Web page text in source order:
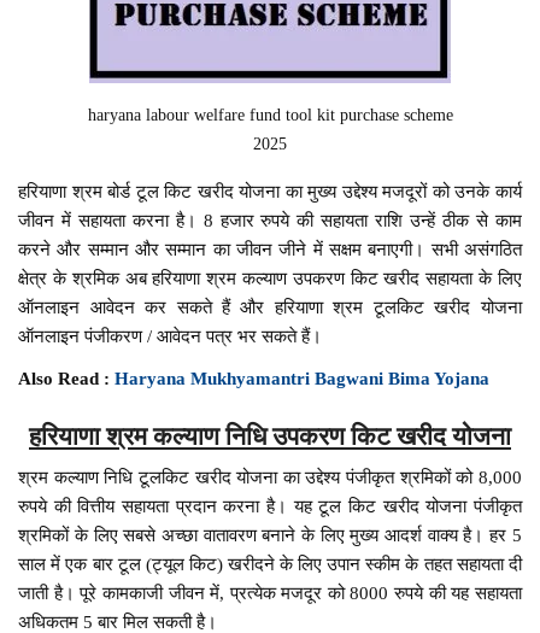
haryana labour welfare fund tool kit purchase scheme
2025
हरियाणा श्रम बोर्ड टूल किट खरीद योजना का मुख्य उद्देश्य मजदूरों को उनके कार्य
जीवन में सहायता करना है। 8 हजार रुपये की सहायता राशि उन्हें ठीक से काम
करने और सम्मान और सम्मान का जीवन जीने में सक्षम बनाएगी। सभी असंगठित
क्षेत्र के श्रमिक अब हरियाणा श्रम कल्याण उपकरण किट खरीद सहायता के लिए
ऑनलाइन आवेदन कर सकते हैं और हरियाणा श्रम टूलकिट खरीद योजना
ऑनलाइन पंजीकरण / आवेदन पत्र भर सकते हैं।
Also Read :Haryana Mukhyamantri Bagwani Bima Yojana
हरियाणा श्रम कल्याण निधि उपकरण किट खरीद योजना
श्रम कल्याण निधि टूलकिट खरीद योजना का उद्देश्य पंजीकृत श्रमिकों को 8,000
रुपये की वित्तीय सहायता प्रदान करना है। यह टूल किट खरीद योजना पंजीकृत
श्रमिकों के लिए सबसे अच्छा वातावरण बनाने के लिए मुख्य आदर्श वाक्य है। हर 5
साल में एक बार टूल (ट्यूल किट) खरीदने के लिए उपान स्कीम के तहत सहायता दी
जाती है। पूरे कामकाजी जीवन में, प्रत्येक मजदूर को 8000 रुपये की यह सहायता
अधिकतम 5 बार मिल सकती है।